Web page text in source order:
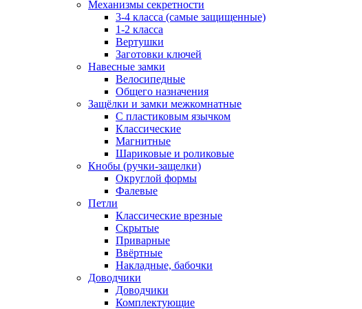
Механизмы секретности
3-4 класса (самые защищенные)
1-2 класса
Вертушки
Заготовки ключей
Навесные замки
Велосипедные
Общего назначения
Защёлки и замки межкомнатные
С пластиковым язычком
Классические
Магнитные
Шариковые и роликовые
Кнобы (ручки-защелки)
Округлой формы
Фалевые
Петли
Классические врезные
Скрытые
Приварные
Ввёртные
Накладные, бабочки
Доводчики
Доводчики
Комплектующие